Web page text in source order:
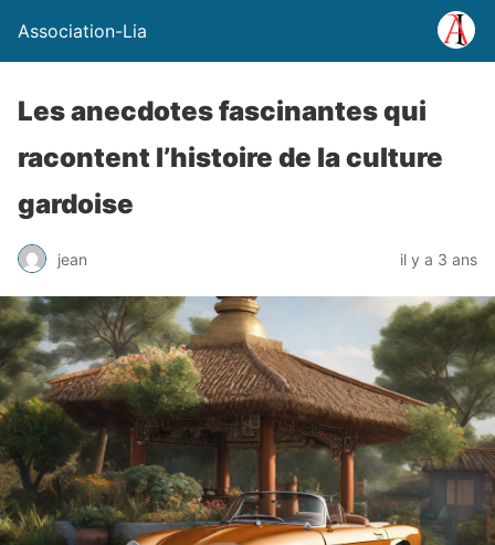
Association-Lia
Les anecdotes fascinantes qui
racontent l’histoire de la culture
gardoise
jean il y a 3 ans